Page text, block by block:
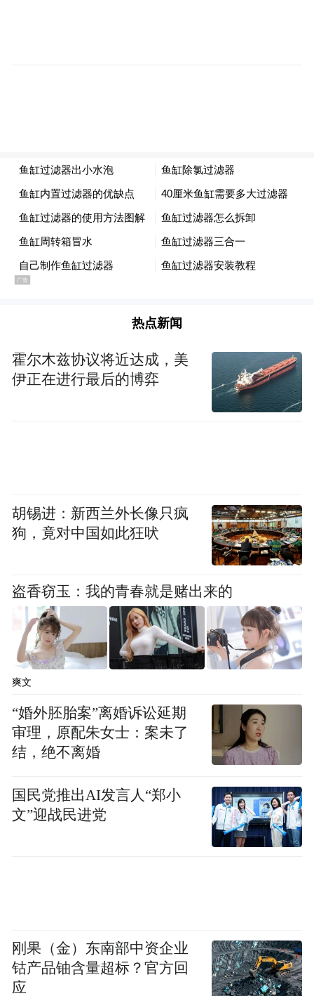
热点新闻
霍尔木兹协议将近达成，美
伊正在进行最后的博弈
胡锡进：新西兰外长像只疯
狗，竟对中国如此狂吠
盗香窃玉：我的青春就是赌出来的
爽文
“婚外胚胎案”离婚诉讼延期
审理，原配朱女士：案未了
结，绝不离婚
国民党推出AI发言人“郑小
文”迎战民进党
刚果（金）东南部中资企业
钴产品铀含量超标？官方回
应